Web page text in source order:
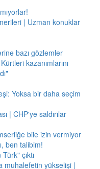
| Uzman konuklar
bazı gözlemler
kazanımlarını
Yoksa bir daha seçim
| CHP'ye saldırılar
bile izin vermiyor
ben talibim!
çıktı
muhalefetin yükselişi |